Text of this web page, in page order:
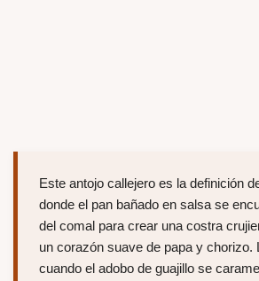
Este antojo callejero es la definición
donde el pan bañado en salsa se
del comal para crear una costra
un corazón suave de papa y chorizo.
cuando el adobo de guajillo se